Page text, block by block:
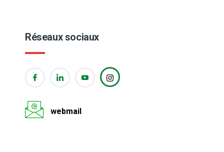
Réseaux sociaux
webmail